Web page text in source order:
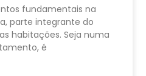
fundamentais na
parte integrante do
habitações. Seja numa
é